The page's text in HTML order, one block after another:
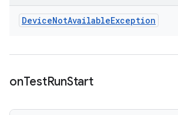
DeviceNotAvailableException
onTestRunStart